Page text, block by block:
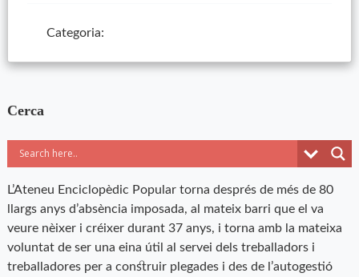
Categoria:
Cerca
L’Ateneu Enciclopèdic Popular torna després de més de 80
llargs anys d’absència imposada, al mateix barri que el va
veure nèixer i créixer durant 37 anys, i torna amb la mateixa
voluntat de ser una eina útil al servei dels treballadors i
treballadores per a construir plegades i des de l’autogestió